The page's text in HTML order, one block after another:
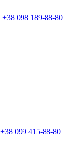
+38 098 189-88-80
+38 099 415-88-80